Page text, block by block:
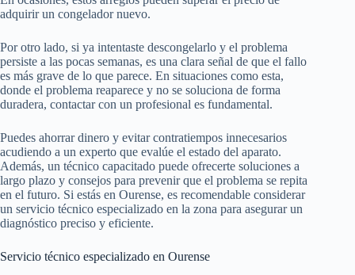
adquirir un congelador nuevo.
Por otro lado, si ya intentaste descongelarlo y el problema
persiste a las pocas semanas, es una clara señal de que el fallo
es más grave de lo que parece. En situaciones como esta,
donde el problema reaparece y no se soluciona de forma
duradera, contactar con un profesional es fundamental.
Puedes ahorrar dinero y evitar contratiempos innecesarios
acudiendo a un experto que evalúe el estado del aparato.
Además, un técnico capacitado puede ofrecerte soluciones a
largo plazo y consejos para prevenir que el problema se repita
en el futuro. Si estás en Ourense, es recomendable considerar
un servicio técnico especializado en la zona para asegurar un
diagnóstico preciso y eficiente.
Servicio técnico especializado en Ourense